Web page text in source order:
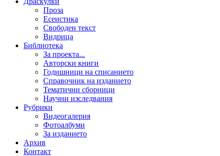
Проза
Есеистика
Свободен текст
Видрица
Библиотека
За проекта...
Авторски книги
Годишници на списанието
Справочник на изданието
Тематични сборници
Научни изследвания
Рубрики
Видеогалерия
Фотоалбуми
За изданието
Архив
Контакт